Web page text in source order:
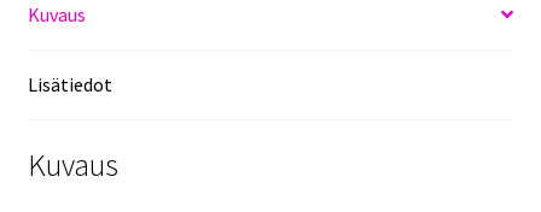
Kuvaus
Lisätiedot
Kuvaus